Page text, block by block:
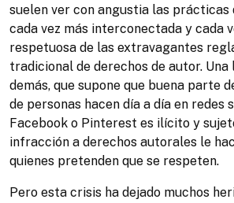
suelen ver con angustia las prácticas
cada vez más interconectada y cada
respetuosa de las extravagantes
tradicional de derechos de autor.
demás, que supone que buena parte
de personas hacen día a día en redes
Facebook o Pinterest es ilícito y
infracción a derechos autorales le
quienes pretenden que se respeten.
Pero esta crisis ha dejado muchos